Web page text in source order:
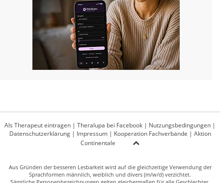
Als Therapeut eintragen | Theralupa bei Facebook | Nutzungsbedingungen |
Datenschutzerklärung| Impressum| Kooperation Fachverbände | Aktion
Continentale
Aus Gründen der besseren Lesbarkeit wird auf die gleichzeitige Verwendung der
Sprachformen männlich, weiblich und divers (m/w/d) verzichtet.